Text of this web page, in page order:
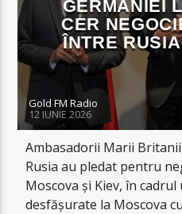
GERMANIEI
CER
ÎNTRE
Gold FM Radio
12 IUNIE 2026
Ambasadorii Marii
Rusia au pledat pentru
Moscova și Kiev, în
desfășurate la Moscova